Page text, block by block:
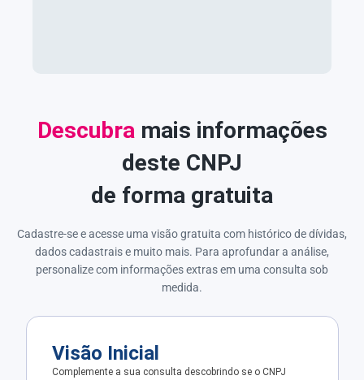
Descubra mais informações
deste CNPJ
de forma gratuita
Cadastre-se e acesse uma visão gratuita com histórico de dívidas,
dados cadastrais e muito mais. Para aprofundar a análise,
personalize com informações extras em uma consulta sob
medida.
Visão Inicial
Complemente a sua consulta descobrindo se o CNPJ